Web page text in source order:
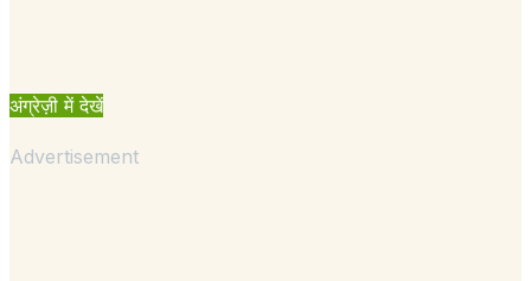
अंग्रेज़ी में देखें
Advertisement